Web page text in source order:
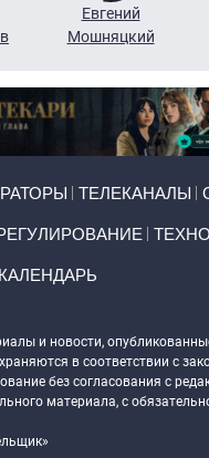
Евгений
Мошняцкий
ТЕЛЕКАНАЛЫ
КАЛЕНДАРЬ
и новости,
в соответствии с
без согласования с
материала, с